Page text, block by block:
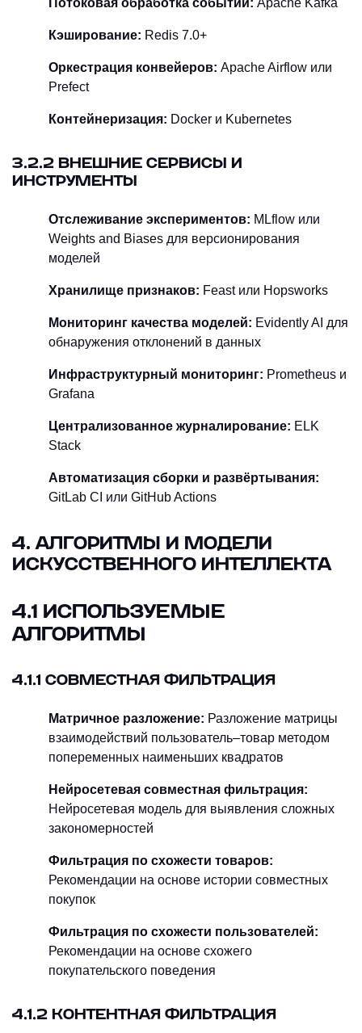
Кэширование: Redis 7.0+
Оркестрация конвейеров: Apache Airflow или
Prefect
Контейнеризация: Docker и Kubernetes
3.2.2 ВНЕШНИЕ СЕРВИСЫ И
ИНСТРУМЕНТЫ
Отслеживание экспериментов: MLflow или
Weights and Biases для версионирования
моделей
Хранилище признаков: Feast или Hopsworks
Мониторинг качества моделей: Evidently AI для
обнаружения отклонений в данных
Инфраструктурный мониторинг: Prometheus и
Grafana
Централизованное журналирование: ELK
Stack
Автоматизация сборки и развёртывания:
GitLab CI или GitHub Actions
4. АЛГОРИТМЫ И МОДЕЛИ
ИСКУССТВЕННОГО ИНТЕЛЛЕКТА
4.1 ИСПОЛЬЗУЕМЫЕ
АЛГОРИТМЫ
4.1.1 СОВМЕСТНАЯ ФИЛЬТРАЦИЯ
Матричное разложение: Разложение матрицы
взаимодействий пользователь–товар методом
попеременных наименьших квадратов
Нейросетевая совместная фильтрация:
Нейросетевая модель для выявления сложных
закономерностей
Фильтрация по схожести товаров:
Рекомендации на основе истории совместных
покупок
Фильтрация по схожести пользователей:
Рекомендации на основе схожего
покупательского поведения
4.1.2 КОНТЕНТНАЯ ФИЛЬТРАЦИЯ